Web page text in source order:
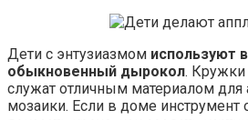
Дети с энтузиазмом используют
обыкновенный дырокол. Кружки
служат отличным материалом для
мозаики. Если в доме инструмент